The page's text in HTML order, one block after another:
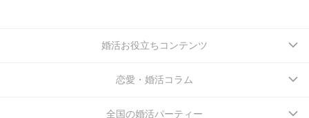
婚活お役立ちコンテンツ
恋愛・婚活コラム
全国の婚活パーティー